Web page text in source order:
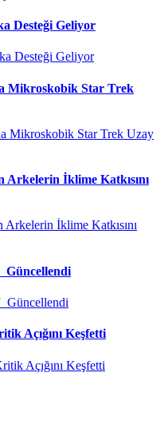
Desteği Geliyor
Mikroskobik Star Trek
Arkelerin İklime Katkısını
Güncellendi
Açığını Keşfetti